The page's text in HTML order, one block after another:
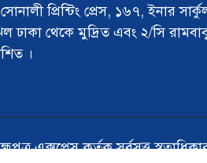
প্রিন্টিং প্রেস, ১৬৭, ইনার
ঢাকা থেকে মুদ্রিত এবং ২/সি
।
এক্সপ্রেস কর্তৃক সর্বসত্ত্ব